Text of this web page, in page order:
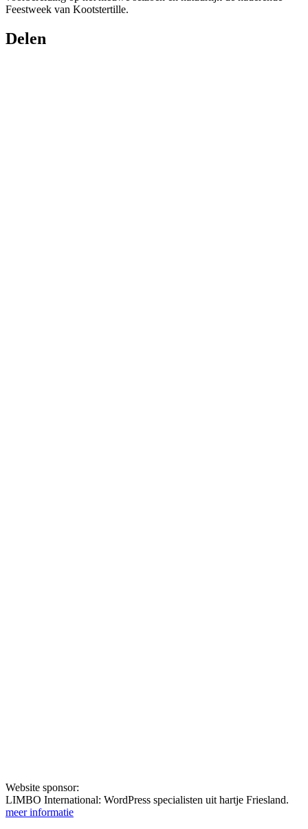
Feestweek van Kootstertille.
Delen
Website sponsor:
LIMBO International: WordPress specialisten uit hartje Friesland.
meer informatie